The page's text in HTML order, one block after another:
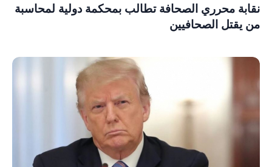
نقابة محرري الصحافة تطالب بمحكمة دولية لمحاسبة
من يقتل الصحافيين